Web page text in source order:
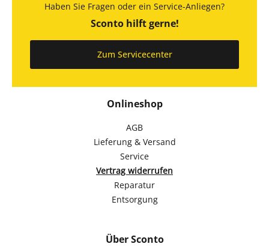
Onlineshop
AGB
Lieferung & Versand
Service
Vertrag widerrufen
Reparatur
Entsorgung
Über Sconto
Haben Sie Fragen oder ein Service-Anliegen?
Sconto hilft gerne!
Zum Servicecenter